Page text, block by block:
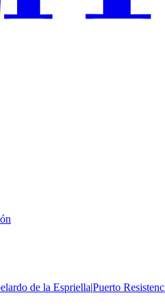
de la Espriella|Puerto